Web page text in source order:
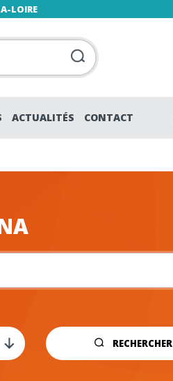
LOIRE
ACTUALITÉS CONTACT
RECHERCHER